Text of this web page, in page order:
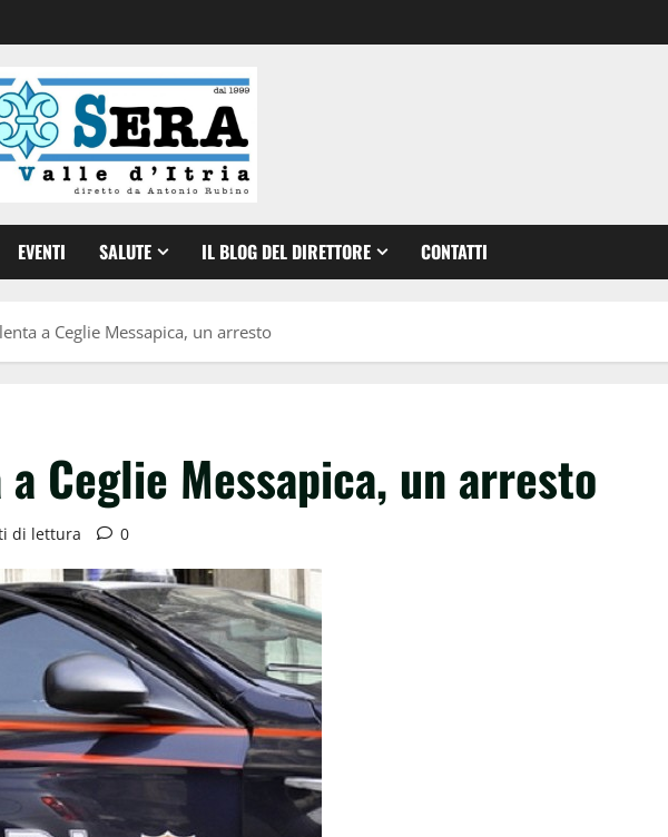
EVENTI SALUTE IL BLOG DEL DIRETTORE CONTATTI
a Ceglie Messapica, un arresto
Ceglie Messapica, un arresto
di lettura 0